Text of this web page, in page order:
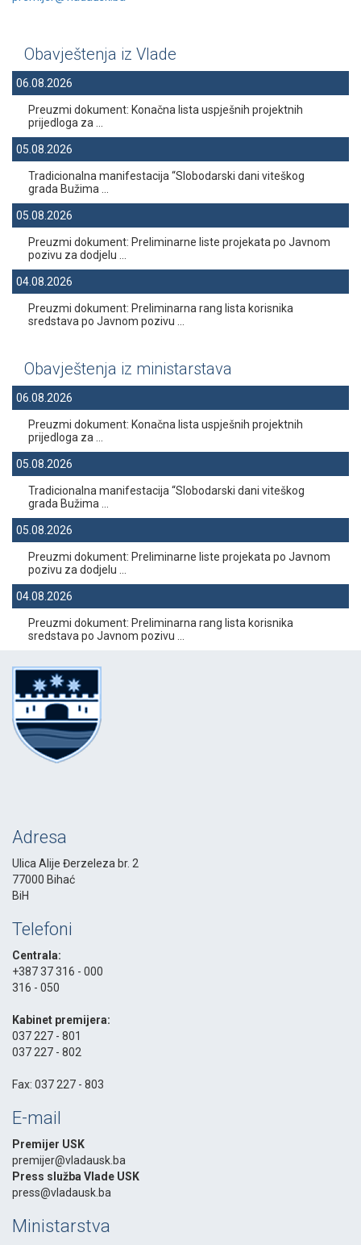
Obavještenja iz Vlade
06.08.2026
Preuzmi dokument: Konačna lista uspješnih projektnih
prijedloga za ...
05.08.2026
Tradicionalna manifestacija “Slobodarski dani viteškog
grada Bužima ...
05.08.2026
Preuzmi dokument: Preliminarne liste projekata po Javnom
pozivu za dodjelu ...
04.08.2026
Preuzmi dokument: Preliminarna rang lista korisnika
sredstava po Javnom pozivu ...
Obavještenja iz ministarstava
06.08.2026
Preuzmi dokument: Konačna lista uspješnih projektnih
prijedloga za ...
05.08.2026
Tradicionalna manifestacija “Slobodarski dani viteškog
grada Bužima ...
05.08.2026
Preuzmi dokument: Preliminarne liste projekata po Javnom
pozivu za dodjelu ...
04.08.2026
Preuzmi dokument: Preliminarna rang lista korisnika
sredstava po Javnom pozivu ...
Adresa
Ulica Alije Đerzeleza br. 2
77000 Bihać
BiH
Telefoni
Centrala:
+387 37 316 - 000
316 - 050
Kabinet premijera:
037 227 - 801
037 227 - 802
Fax: 037 227 - 803
E-mail
Premijer USK
premijer@vladausk.ba
Press služba Vlade USK
press@vladausk.ba
Ministarstva